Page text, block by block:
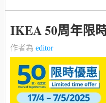
IKEA 50周年限
作者為 editor